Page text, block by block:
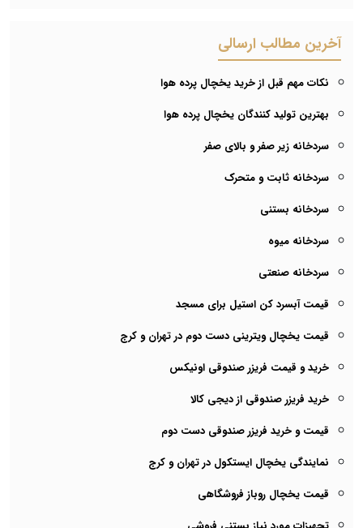
آخرین مطالب ارسالی
نکات مهم قبل از خرید یخچال پرده هوا
بهترین تولید کنندگان یخچال پرده هوا
سردخانه زیر صفر و بالای صفر
سردخانه ثابت و متحرک
سردخانه بستنی
سردخانه میوه
سردخانه صنعتی
قیمت آبسرد کن استیل برای مسجد
قیمت یخچال ویترینی دست دوم در تهران و کرج
خرید و قیمت فریزر صندوقی اونیکس
خرید فریزر صندوقی از دیجی کالا
قیمت و خرید فریزر صندوقی دست دوم
نمایندگی یخچال ایستکول در تهران و کرج
قیمت یخچال روباز فروشگاهی